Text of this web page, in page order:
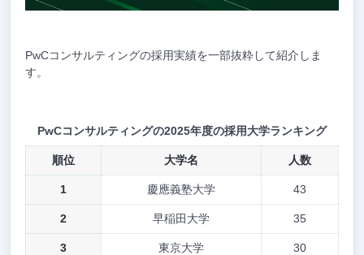
PwCコンサルティングの採用実績を一部抜粋して紹介しま
す。
PwCコンサルティングの2025年度の採用大学ランキング
順位 大学名 人数
1 慶應義塾大学 43
2 早稲田大学 35
3 東京大学 30